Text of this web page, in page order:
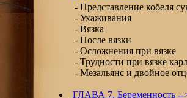
- Представление кобеля
- Ухаживания
- Вязка
- После вязки
- Осложнения при вязке
- Трудности при вязке
- Мезальянс и двойное
ГЛАВА 7. Беременность --